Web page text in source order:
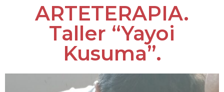
ARTETERAPIA.
Taller “Yayoi
Kusuma”.